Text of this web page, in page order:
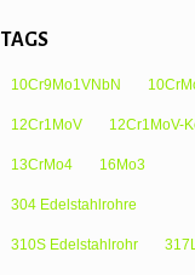
TAGS
10Cr9Mo1VNbN
12Cr1MoV 12Cr1MoV-
13CrMo4 16Mo3
304 Edelstahlrohre
310S Edelstahlrohr